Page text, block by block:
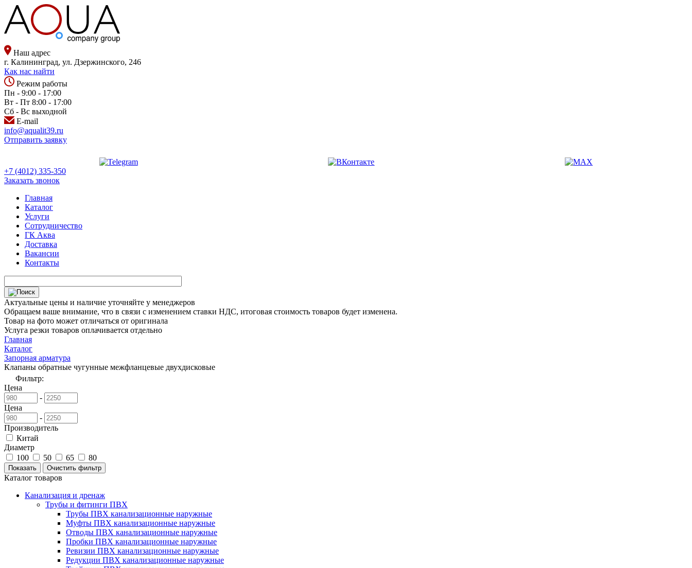
Наш адрес
г. Калининград, ул. Дзержинского, 246
Как нас найти
Режим работы
Пн - 9:00 - 17:00
Вт - Пт 8:00 - 17:00
Сб - Вс выходной
E-mail
info@aqualit39.ru
Отправить заявку
+7 (4012) 335-350
Заказать звонок
Главная
Каталог
Услуги
Сотрудничество
ГК Аква
Доставка
Вакансии
Контакты
Актуальные цены и наличие уточняйте у менеджеров
Обращаем ваше внимание, что в связи с изменением ставки НДС, итоговая стоимость товаров будет изменена.
Товар на фото может отличаться от оригинала
Услуга резки товаров оплачивается отдельно
Главная
Каталог
Запорная арматура
Клапаны обратные чугунные межфланцевые двухдисковые
Фильтр:
Цена
-
Цена
-
Производитель
Китай
Диаметр
100
50 65 80
Каталог товаров
Канализация и дренаж
Трубы и фитинги ПВХ
Трубы ПВХ канализационные наружные
Муфты ПВХ канализационные наружные
Отводы ПВХ канализационные наружные
Пробки ПВХ канализационные наружные
Ревизии ПВХ канализационные наружные
Редукции ПВХ канализационные наружные